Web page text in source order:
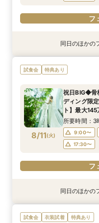
フ
特典あり
8/9(日 )
短期間でも
付フェア
9:00〜
17:30〜
フ
特典あり
8/9(日 )
【2名～OK
ティー×絶品
9:00〜
17:30〜
フ
特典あり
8/9(日 )
【ドレス見
嫁体験＆試食
9:00〜
17:30〜
フ
同日のほかの
試食会 特典あり
8/11(火)
祝日BIG◆骨
ディング限
ト】最大
食材豪華試
切全館ALL
所要時間：3
9:00〜
17:30〜
フ
特典あり
【2名～OK
特典あり
＼初見学に
特典あり
短期間でも
同日のほかの
試食会 衣装試着 特典あり